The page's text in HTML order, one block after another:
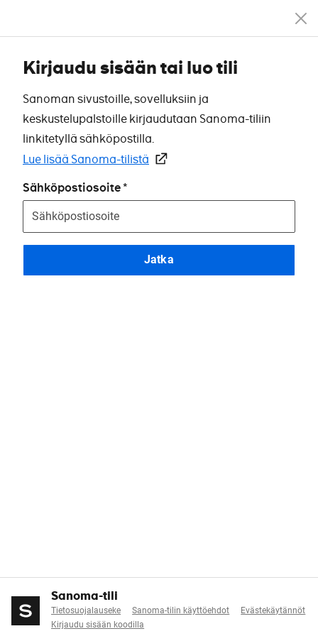
Kirjaudu sisään tai luo tili
Sanoman sivustoille, sovelluksiin ja
keskustelupalstoille kirjaudutaan Sanoma-tiliin
linkitetyllä sähköpostilla.
Lue lisää Sanoma-tilistä
Sähköpostiosoite
Jatka
Sanoma-tili
Tietosuojalauseke Sanoma-tilin käyttöehdot
Evästekäytännöt
Kirjaudu sisään koodilla